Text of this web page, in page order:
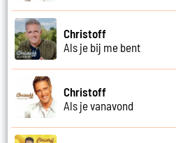
Christoff
Als je bij me bent
Christoff
Als je vanavond